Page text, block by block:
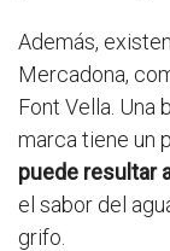
Además,
Mercadona,
Font Vella. Una
marca tiene un
puede resultar
el sabor del
grifo.